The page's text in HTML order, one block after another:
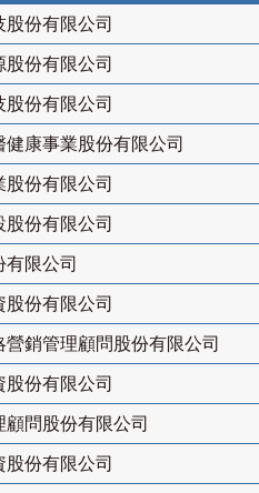
股份有限公司
股份有限公司
股份有限公司
健康事業股份有限公司
股份有限公司
股份有限公司
有限公司
股份有限公司
營銷管理顧問股份有限公司
股份有限公司
顧問股份有限公司
股份有限公司